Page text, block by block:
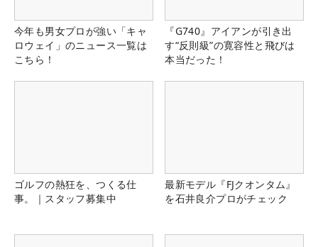
今年も男女プロが強い「キャ
ロウェイ」のニュース一覧は
こちら！
『G740』アイアンが引き出
す“反則級”の寛容性と飛びは
本当だった！
ゴルフの熱狂を、つくる仕
事。｜スタッフ募集中
最新モデル『FJクオンタム』
を石井良介プロがチェック